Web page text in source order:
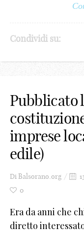
Condividi su:
Pubblicato
imprese
edile)
DiBalsorano.org
0
Era da anni che
diretto
0
3
5